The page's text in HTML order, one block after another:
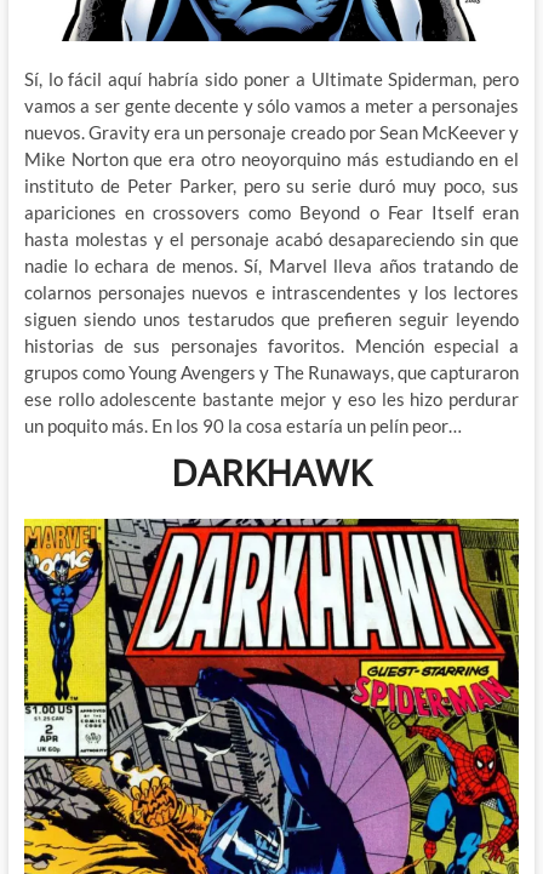
Sí, lo fácil aquí habría sido poner a Ultimate Spiderman, pero
vamos a ser gente decente y sólo vamos a meter a personajes
nuevos. Gravity era un personaje creado por Sean McKeever y
Mike Norton que era otro neoyorquino más estudiando en el
instituto de Peter Parker, pero su serie duró muy poco, sus
apariciones en crossovers como Beyond o Fear Itself eran
hasta molestas y el personaje acabó desapareciendo sin que
nadie lo echara de menos. Sí, Marvel lleva años tratando de
colarnos personajes nuevos e intrascendentes y los lectores
siguen siendo unos testarudos que prefieren seguir leyendo
historias de sus personajes favoritos. Mención especial a
grupos como Young Avengers y The Runaways, que capturaron
ese rollo adolescente bastante mejor y eso les hizo perdurar
un poquito más. En los 90 la cosa estaría un pelín peor…
DARKHAWK